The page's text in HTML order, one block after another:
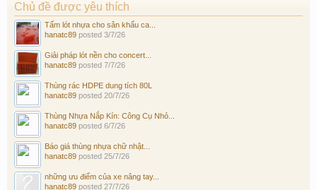
Chủ đề được yêu thích
Tấm lót nhựa cho sân khấu ca...
hanatc89 posted 3/7/26
Giải pháp lót nền cho concert...
hanatc89 posted 7/7/26
Thùng rác HDPE dung tích 80L
hanatc89 posted 20/7/26
Thùng Nhựa Nắp Kín: Công Cụ Nhỏ...
hanatc89 posted 6/7/26
Báo giá thùng nhựa chữ nhật...
hanatc89 posted 25/7/26
những ưu điểm của xe nâng tay...
hanatc89 posted 27/7/26